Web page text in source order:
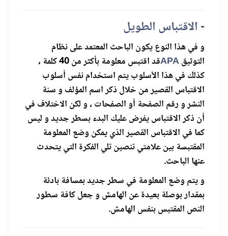
- الاقتباس الطويل
و في هذا النوع يكون الباحث المعتمد على نظام
التوثيقAPA
قد اقتبس معلومة بأكثر من 40 كلمة ،
كذلك في هذا الأسلوب يتم استخدام نفس أسلوب
الاقتباس القصير من خلال ذكر اسم المؤلف و سنة
النشر و رقم الصفحة أو الصفحات ، و لكن الاختلاف في
أن ذكر الاقتباس يفرض عليك البدء بسطر جديد و ليس
كما في الاقتباس القصير الذي يمكن وضع المعلومة
المقتبسة بين علامتي تنصين تلي الفكرة التي يتحدث
عنها الباحث.
و يتم وضع المعلومة في سطر جديد بمسافة بادئة
بمقدار بوصلة بعيدة عن الهامش و جعل كافة سطور
النص المقتبس بنفس الهامش.